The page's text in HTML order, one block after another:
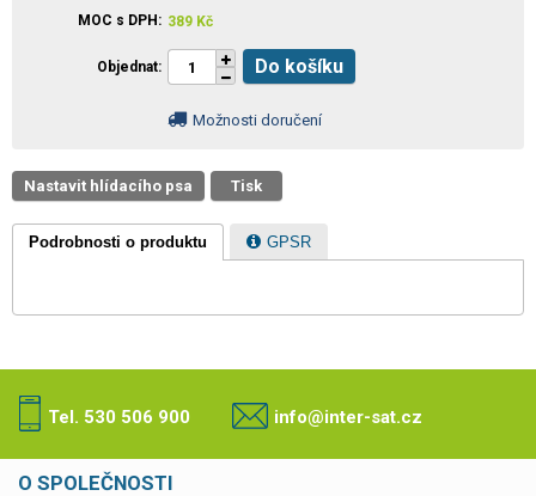
MOC s DPH
389 Kč
Objednat Do košíku
Možnosti doručení
Nastavit hlídacího psa Tisk
Podrobnosti o produktu GPSR
Tel. 530 506 900 info@inter-sat.cz
O SPOLEČNOSTI